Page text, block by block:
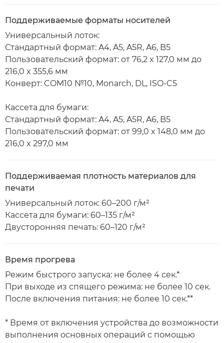
Поддерживаемые форматы носителей
Универсальный лоток:
Стандартный формат: A4, A5, A5R, A6, B5
Пользовательский формат: от 76,2 x 127,0 мм до
216,0 x 355,6 мм
Конверт: COM10 №10, Monarch, DL, ISO-C5
Кассета для бумаги:
Стандартный формат: A4, A5, A5R, A6, B5
Пользовательский формат: от 99,0 x 148,0 мм до
216,0 x 297,0 мм
Поддерживаемая плотность материалов для
печати
Универсальный лоток: 60–200 г/м²
Кассета для бумаги: 60–135 г/м²
Двусторонняя печать: 60–120 г/м²
Время прогрева
Режим быстрого запуска: не более 4 сек.*
При выходе из спящего режима: не более 10 сек.
После включения питания: не более 10 сек.**
* Время от включения устройства до возможности
выполнения основных операций с помощью